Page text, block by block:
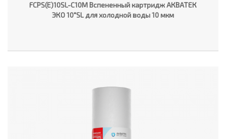
FCPS(E)10SL-C10M Вспененный картридж АКВАТЕК
ЭКО 10"SL для холодной воды 10 мкм